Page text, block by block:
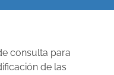
consulta para
de las